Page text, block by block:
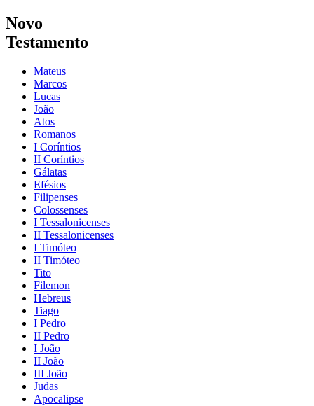
Novo
Testamento
Mateus
Marcos
Lucas
João
Atos
Romanos
I Coríntios
II Coríntios
Gálatas
Efésios
Filipenses
Colossenses
I Tessalonicenses
II Tessalonicenses
I Timóteo
II Timóteo
Tito
Filemon
Hebreus
Tiago
I Pedro
II Pedro
I João
II João
III João
Judas
Apocalipse